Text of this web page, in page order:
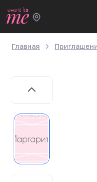
Главная